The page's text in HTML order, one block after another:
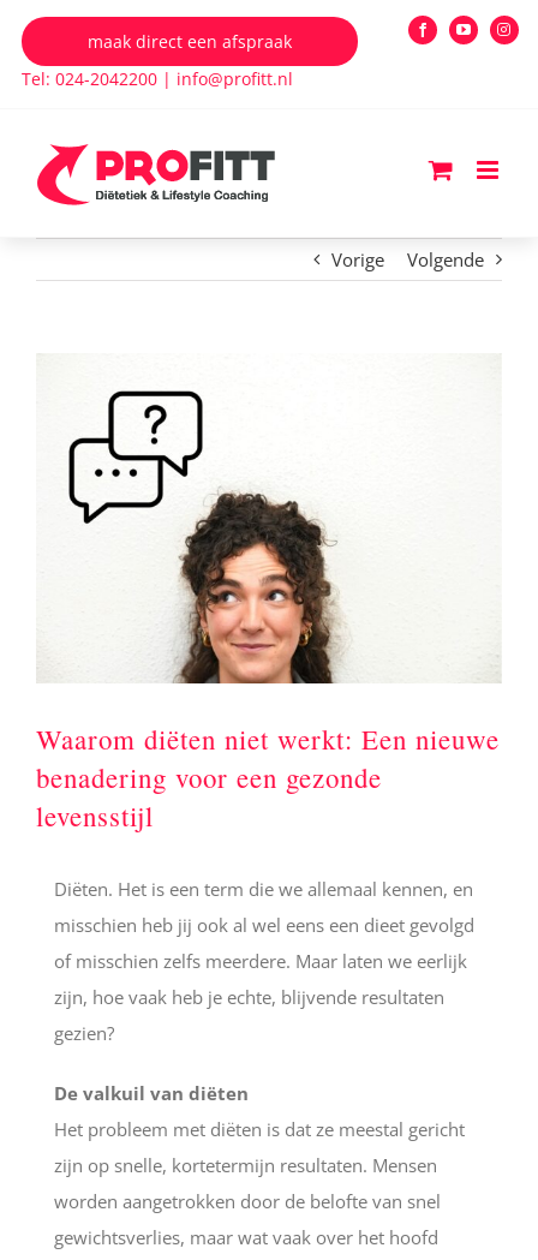
naar
inhoud
maak direct een afspraak
Tel: 024-2042200| info@profitt.nl
FacebookYouTube
Vorige Volgende
afbeelding
Waarom diëten niet werkt: Een nieuwe
benadering voor een gezonde
levensstijl
Diëten. Het is een term die we allemaal kennen, en
misschien heb jij ook al wel eens een dieet gevolgd
of misschien zelfs meerdere. Maar laten we eerlijk
zijn, hoe vaak heb je echte, blijvende resultaten
gezien?
De valkuil van diëten
Het probleem met diëten is dat ze meestal gericht
zijn op snelle, kortetermijn resultaten. Mensen
worden aangetrokken door de belofte van snel
gewichtsverlies, maar wat vaak over het hoofd